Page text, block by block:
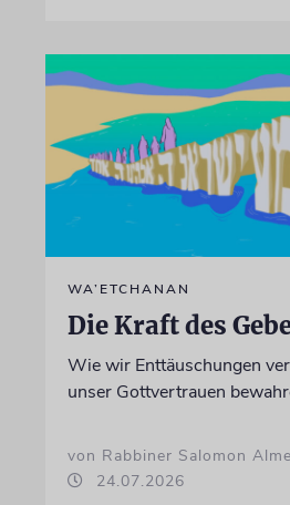
WA’ETCHANAN
Die Kraft des
Wie wir Enttäuschungen
unser Gottvertrauen
von Rabbiner Salomon
24.07.2026